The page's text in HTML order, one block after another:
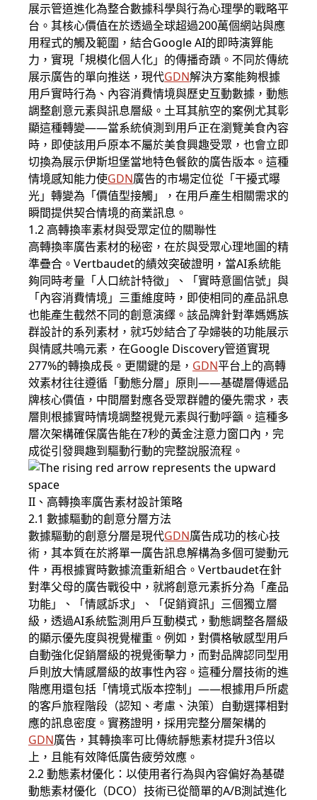
展示管道進化為整合數據科學與行為心理學的戰略平
台。其核心價值在於透過全球超過200萬個網站與應
用程式的觸及範圍，結合Google AI的即時演算能
力，實現「規模化個人化」的傳播奇蹟。不同於傳統
展示廣告的單向推送，現代GDN解決方案能夠根據
用戶實時行為、內容消費情境與歷史互動數據，動態
調整創意元素與訊息層級。土耳其航空的案例尤其彰
顯這種轉變——當系統偵測到用戶正在瀏覽美食內容
時，即使該用戶原本不屬於美食興趣受眾，也會立即
切換為展示伊斯坦堡當地特色餐飲的廣告版本。這種
情境感知能力使GDN廣告的市場定位從「干擾式曝
光」轉變為「價值型接觸」，在用戶產生相關需求的
瞬間提供契合情境的商業訊息。
1.2 高轉換率素材與受眾定位的關聯性
高轉換率廣告素材的秘密，在於與受眾心理地圖的精
準疊合。Vertbaudet的績效突破證明，當AI系統能
夠同時考量「人口統計特徵」、「實時意圖信號」與
「內容消費情境」三重維度時，即使相同的產品訊息
也能產生截然不同的創意演繹。該品牌針對準媽媽族
群設計的系列素材，就巧妙結合了孕婦裝的功能展示
與情感共鳴元素，在Google Discovery管道實現
277%的轉換成長。更關鍵的是， GDN平台上的高轉
效素材往往遵循「動態分層」原則——基礎層傳遞品
牌核心價值，中間層對應各受眾群體的優先需求，表
層則根據實時情境調整視覺元素與行動呼籲。這種多
層次架構確保廣告能在7秒的黃金注意力窗口內，完
成從引發興趣到驅動行動的完整說服流程。
II、高轉換率廣告素材設計策略
2.1 數據驅動的創意分層方法
數據驅動的創意分層是現代GDN廣告成功的核心技
術，其本質在於將單一廣告訊息解構為多個可變動元
件，再根據實時數據流重新組合。Vertbaudet在針
對準父母的廣告戰役中，就將創意元素拆分為「產品
功能」、「情感訴求」、「促銷資訊」三個獨立層
級，透過AI系統監測用戶互動模式，動態調整各層級
的顯示優先度與視覺權重。例如，對價格敏感型用戶
自動強化促銷層級的視覺衝擊力，而對品牌認同型用
戶則放大情感層級的故事性內容。這種分層技術的進
階應用還包括「情境式版本控制」——根據用戶所處
的客戶旅程階段（認知、考慮、決策）自動選擇相對
應的訊息密度。實務證明，採用完整分層架構的
GDN廣告，其轉換率可比傳統靜態素材提升3倍以
上，且能有效降低廣告疲勞效應。
2.2 動態素材優化：以使用者行為與內容偏好為基礎
動態素材優化（DCO）技術已從簡單的A/B測試進化